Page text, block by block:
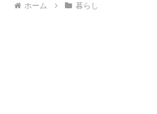
ホーム 暮らし